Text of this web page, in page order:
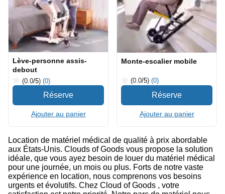
Lève-personne assis-
debout
(0.0/5) (0)
Ajouter au panier
Monte-escalier mobile
(0.0/5) (0)
Ajouter au panier
Location de matériel médical de qualité à prix abordable
aux États-Unis. Clouds of Goods vous propose la solution
idéale, que vous ayez besoin de louer du matériel médical
pour une journée, un mois ou plus. Forts de notre vaste
expérience en location, nous comprenons vos besoins
urgents et évolutifs. Chez Cloud of Goods , votre